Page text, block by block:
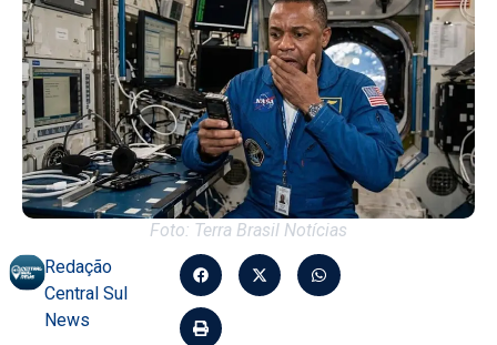
Foto: Terra Brasil Notícias
Redação
Central Sul
News